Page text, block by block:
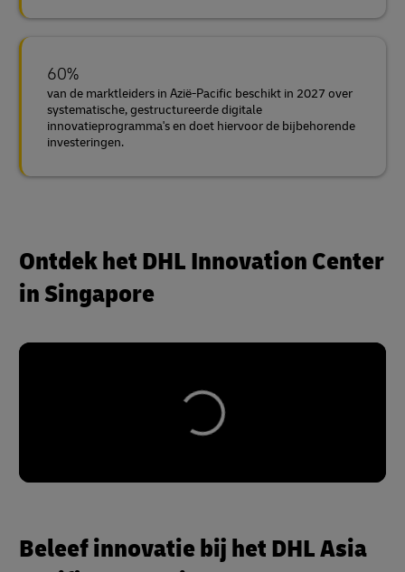
60%
van de marktleiders in Azië-Pacific beschikt in 2027 over
systematische, gestructureerde digitale
innovatieprogramma's en doet hiervoor de bijbehorende
investeringen.
Ontdek het DHL Innovation Center
in Singapore
Beleef innovatie bij het DHL Asia